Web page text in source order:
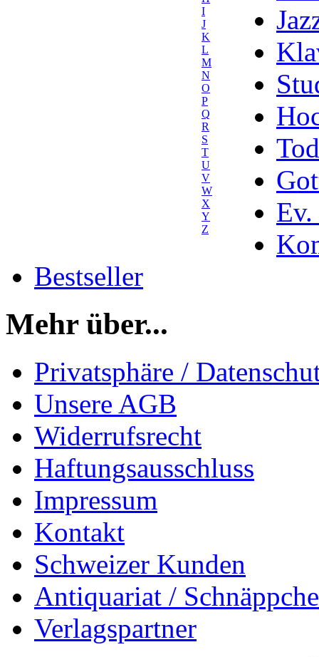
I
J
K
L
M
N
O
P
Q
R
S
T
U
V
W
X
Y
Z
Ev.
Bestseller
Mehr über...
Privatsphäre /
Unsere AGB
Widerrufsrecht
Haftungsausschluss
Impressum
Kontakt
Schweizer Kunden
Antiquariat /
Verlagspartner